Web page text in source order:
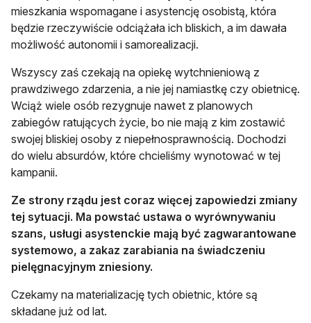
mieszkania wspomagane i asystencję osobistą, która
będzie rzeczywiście odciążała ich bliskich, a im dawała
możliwość autonomii i samorealizacji.
Wszyscy zaś czekają na opiekę wytchnieniową z
prawdziwego zdarzenia, a nie jej namiastkę czy obietnicę.
Wciąż wiele osób rezygnuje nawet z planowych
zabiegów ratujących życie, bo nie mają z kim zostawić
swojej bliskiej osoby z niepełnosprawnością. Dochodzi
do wielu absurdów, które chcieliśmy wynotować w tej
kampanii.
Ze strony rządu jest coraz więcej zapowiedzi zmiany
tej sytuacji. Ma powstać ustawa o wyrównywaniu
szans, usługi asystenckie mają być zagwarantowane
systemowo, a zakaz zarabiania na świadczeniu
pielęgnacyjnym zniesiony.
Czekamy na materializację tych obietnic, które są
składane już od lat.